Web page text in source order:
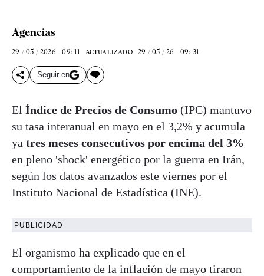
Agencias
29 / 05 / 2026 - 09: 11 ACTUALIZADO 29 / 05 / 26 - 09: 31
Seguir en
El Índice de Precios de Consumo (IPC) mantuvo
su tasa interanual en mayo en el 3,2% y acumula
ya tres meses consecutivos por encima del 3%
en pleno 'shock' energético por la guerra en Irán,
según los datos avanzados este viernes por el
Instituto Nacional de Estadística (INE).
PUBLICIDAD
El organismo ha explicado que en el
comportamiento de la inflación de mayo tiraron